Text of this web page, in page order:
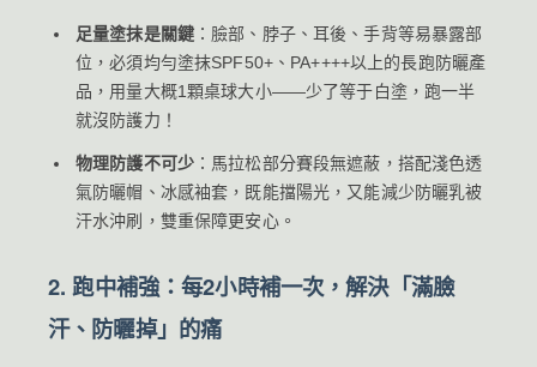
足量塗抹是關鍵：臉部、脖子、耳後、手背等易暴露部
位，必須均勻塗抹SPF50+、PA++++以上的長跑防曬產
品，用量大概1顆桌球大小——少了等于白塗，跑一半
就沒防護力！
物理防護不可少：馬拉松部分賽段無遮蔽，搭配淺色透
氣防曬帽、冰感袖套，既能擋陽光，又能減少防曬乳被
汗水沖刷，雙重保障更安心。
2. 跑中補強：每2小時補一次，解決「滿臉
汗、防曬掉」的痛